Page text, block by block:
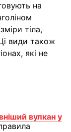
на
тіла,
види також
які не
вулкан у